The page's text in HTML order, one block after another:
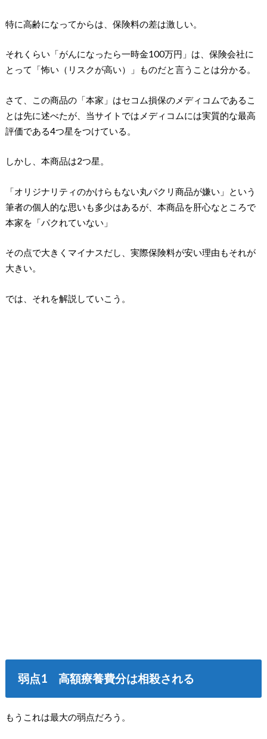
特に高齢になってからは、保険料の差は激しい。
それくらい「がんになったら一時金100万円」は、保険会社に
とって「怖い（リスクが高い）」ものだと言うことは分かる。
さて、この商品の「本家」はセコム損保のメディコムであるこ
とは先に述べたが、当サイトではメディコムには実質的な最高
評価である4つ星をつけている。
しかし、本商品は2つ星。
「オリジナリティのかけらもない丸パクリ商品が嫌い」という
筆者の個人的な思いも多少はあるが、本商品を肝心なところで
本家を「パクれていない」
その点で大きくマイナスだし、実際保険料が安い理由もそれが
大きい。
では、それを解説していこう。
弱点1 高額療養費分は相殺される
もうこれは最大の弱点だろう。